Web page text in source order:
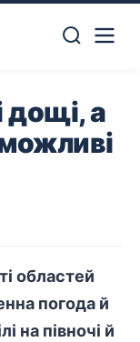
дощі, а
областей
погода й
на півночі й